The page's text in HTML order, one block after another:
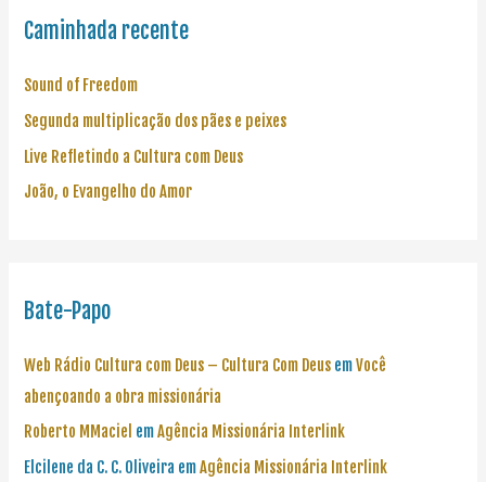
Caminhada recente
Sound of Freedom
Segunda multiplicação dos pães e peixes
Live Refletindo a Cultura com Deus
João, o Evangelho do Amor
Bate-Papo
Web Rádio Cultura com Deus – Cultura Com Deus emVocê
abençoando a obra missionária
Roberto MMaciel emAgência Missionária Interlink
Elcilene da C. C. Oliveira emAgência Missionária Interlink